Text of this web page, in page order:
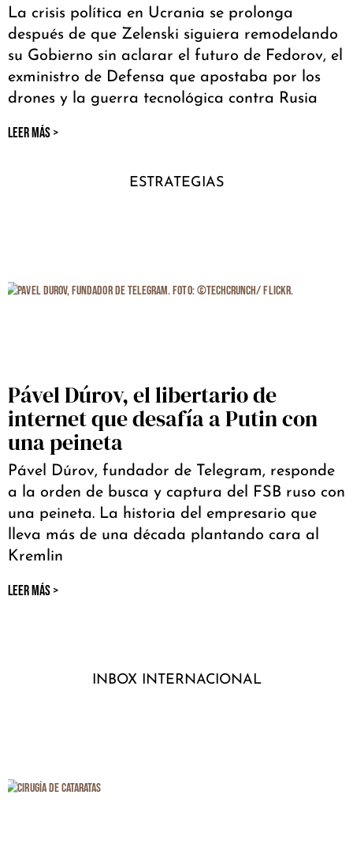
La crisis política en Ucrania se prolonga
después de que Zelenski siguiera remodelando
su Gobierno sin aclarar el futuro de Fedorov, el
exministro de Defensa que apostaba por los
drones y la guerra tecnológica contra Rusia
LEER MÁS >
ESTRATEGIAS
Pável Dúrov, el libertario de
internet que desafía a Putin con
una peineta
Pável Dúrov, fundador de Telegram, responde
a la orden de busca y captura del FSB ruso con
una peineta. La historia del empresario que
lleva más de una década plantando cara al
Kremlin
LEER MÁS >
INBOX INTERNACIONAL